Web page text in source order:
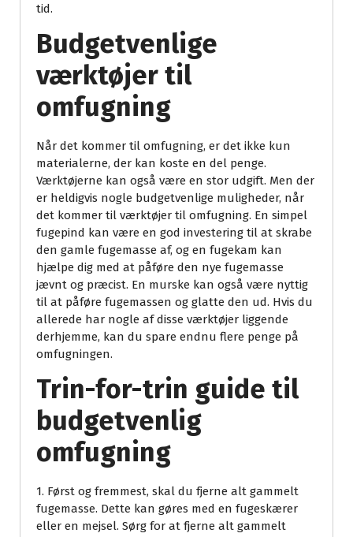
tid.
Budgetvenlige
værktøjer til
omfugning
Når det kommer til omfugning, er det ikke kun
materialerne, der kan koste en del penge.
Værktøjerne kan også være en stor udgift. Men der
er heldigvis nogle budgetvenlige muligheder, når
det kommer til værktøjer til omfugning. En simpel
fugepind kan være en god investering til at skrabe
den gamle fugemasse af, og en fugekam kan
hjælpe dig med at påføre den nye fugemasse
jævnt og præcist. En murske kan også være nyttig
til at påføre fugemassen og glatte den ud. Hvis du
allerede har nogle af disse værktøjer liggende
derhjemme, kan du spare endnu flere penge på
omfugningen.
Trin-for-trin guide til
budgetvenlig
omfugning
1. Først og fremmest, skal du fjerne alt gammelt
fugemasse. Dette kan gøres med en fugeskærer
eller en mejsel. Sørg for at fjerne alt gammelt